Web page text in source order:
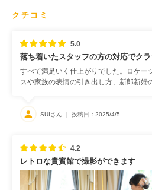
クチコミ
5.0
落ち着いたスタッフの方の対応でク
すべて満足いく仕上がりでした。ロケー
スや家族の表情の引き出し方、新郎新婦
トーリー性も素敵でした。
SUIさん 投稿日：2025/4/5
4.2
レトロな貴賓館で撮影ができます